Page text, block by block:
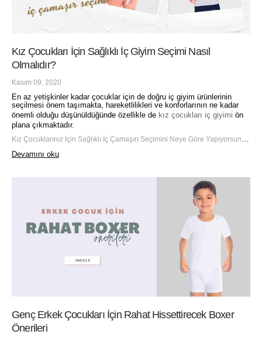
Kız Çocukları İçin Sağlıklı İç Giyim Seçimi Nasıl
Olmalıdır?
Kasım 09, 2020
En az yetişkinler kadar çocuklar için de doğru iç giyim ürünlerinin
seçilmesi önem taşımakta, hareketlilikleri ve konforlarının ne kadar
önemli olduğu düşünüldüğünde özellikle de kız çocukları iç giyimi ön
plana çıkmaktadır.
Devamını oku
Genç Erkek Çocukları İçin Rahat Hissettirecek Boxer
Önerileri